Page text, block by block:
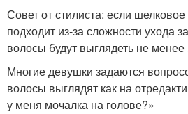
Совет от стилиста: если
подходит из-за сложности ухода
волосы будут выглядеть не
Многие девушки задаются
волосы выглядят как на
у меня мочалка на голове?»